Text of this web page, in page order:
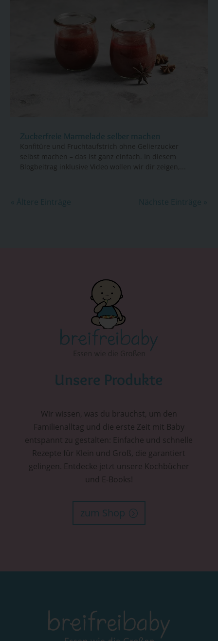
Zuckerfreie Marmelade selber machen
Konfitüre und Fruchtaufstrich ohne Gelierzucker
selbst machen – das ist ganz einfach. In diesem
Blogbeitrag inklusive Video wollen wir dir zeigen,...
« Ältere Einträge Nächste Einträge »
Unsere Produkte
Wir wissen, was du brauchst, um den
Familienalltag und die erste Zeit mit Baby
entspannt zu gestalten: Einfache und schnelle
Rezepte für Klein und Groß, die garantiert
gelingen. Entdecke jetzt unsere Kochbücher
und E-Books!
zum Shop